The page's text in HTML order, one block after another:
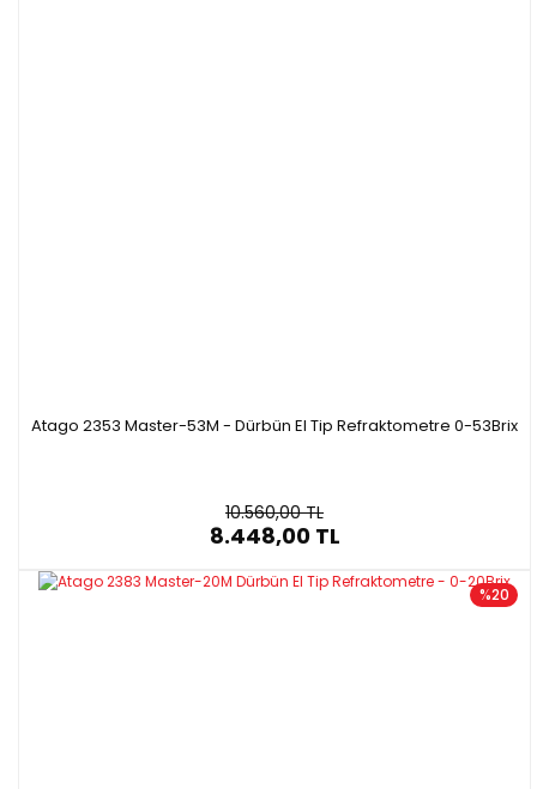
Atago 2353 Master-53M - Dürbün El Tip Refraktometre 0-53Brix
10.560,00 TL
8.448,00 TL
%20